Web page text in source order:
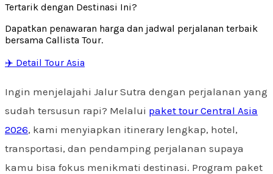
Tertarik dengan Destinasi Ini?
Dapatkan penawaran harga dan jadwal perjalanan terbaik
bersama Callista Tour.
✈️ Detail Tour Asia
Ingin menjelajahi Jalur Sutra dengan perjalanan yang
sudah tersusun rapi? Melalui paket tour Central Asia
2026, kami menyiapkan itinerary lengkap, hotel,
transportasi, dan pendamping perjalanan supaya
kamu bisa fokus menikmati destinasi. Program paket